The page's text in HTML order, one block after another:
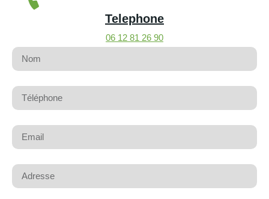
Telephone
06 12 81 26 90